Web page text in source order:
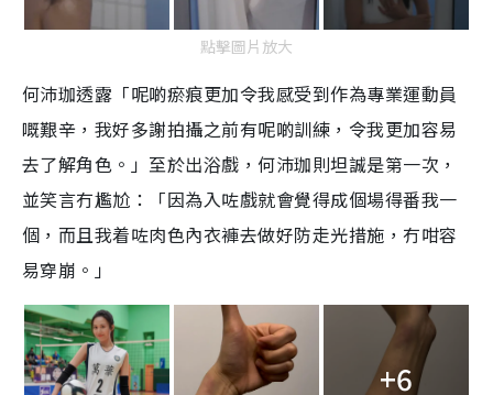
點擊圖片放大
何沛珈透露「呢啲瘀痕更加令我感受到作為專業運動員
嘅艱辛，我好多謝拍攝之前有呢啲訓練，令我更加容易
去了解角色。」至於出浴戲，何沛珈則坦誠是第一次，
並笑言冇尷尬：「因為入咗戲就會覺得成個場得番我一
個，而且我着咗肉色內衣褲去做好防走光措施，冇咁容
易穿崩。」
+6